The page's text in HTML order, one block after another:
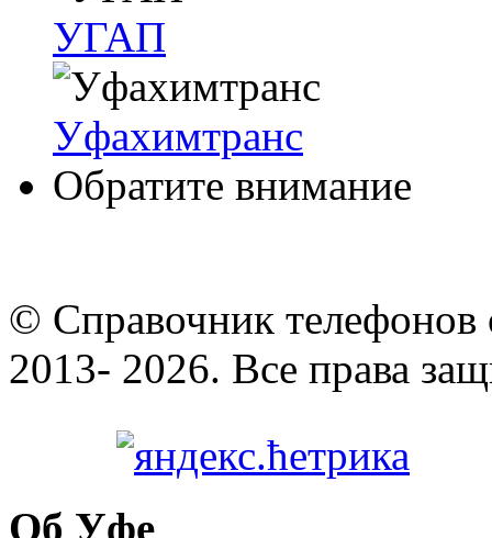
УГАП
Уфахимтранс
Обратите внимание
© Cправочник телефонов
2013- 2026. Все права
Об Уфе